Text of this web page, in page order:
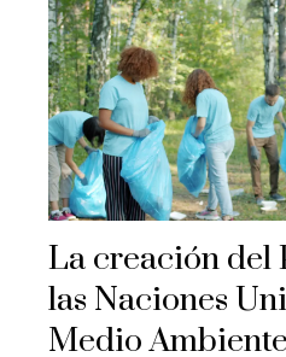
La creación del
las Naciones
Medio